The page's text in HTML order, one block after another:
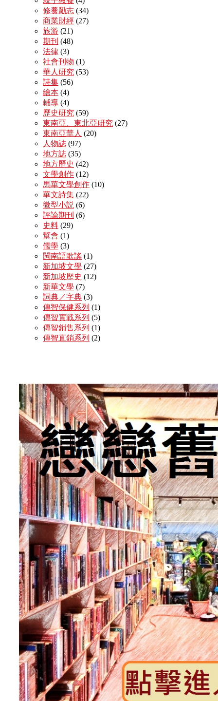
修養勵志 (34)
商業財經 (27)
旅游 (21)
期刊 (48)
法律 (3)
社會刊物 (1)
華人研究 (53)
詩集 (56)
繪本 (4)
輔導 (4)
歷史研究 (59)
東南亞、東北亞研究 (27)
東南亞華人 (20)
人物誌 (97)
地方誌 (35)
地方歷史 (42)
文學創作 (12)
馬華文學創作 (10)
華文詩集 (22)
微型小説 (6)
評論期刊 (6)
史料 (29)
幫會 (1)
儒學 (3)
閩南語歌謠 (1)
新加坡文學 (27)
新加坡歷史 (12)
新華文學 (7)
詞典／字典 (3)
傳智保健系列 (1)
傳智實戰系列 (5)
傳智銷售系列 (1)
傳智直銷系列 (2)